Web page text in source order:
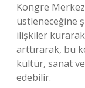
Kongre
üstleneceğine
ilişkiler
arttırarak, bu
kültür, sanat
edebilir.